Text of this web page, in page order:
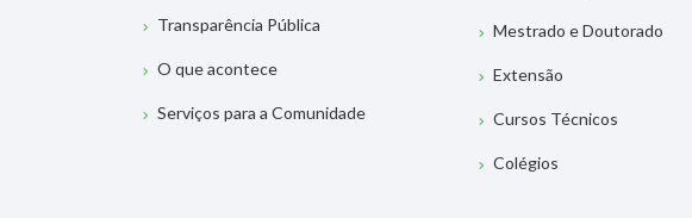
Transparência Pública
O que acontece
Serviços para a Comunidade
Mestrado e Doutorado
Extensão
Cursos Técnicos
Colégios